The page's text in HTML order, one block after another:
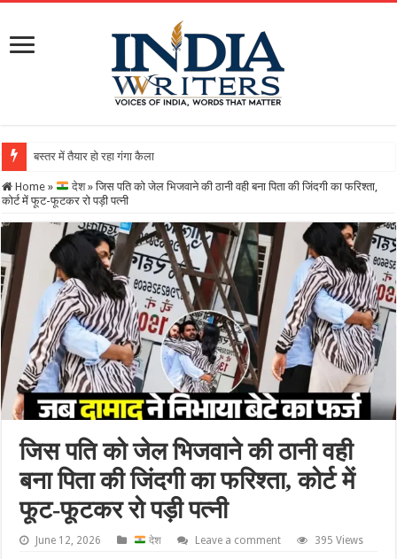
बस्तर में तैयार हो रहा गंगा कैलाशनाथ चतुर्मुख शिवालय : मह
Home » देश » जिस पति को जेल भिजवाने की ठानी वही बना पिता की जिंदगी का फरिश्ता,
कोर्ट में फूट-फूटकर रो पड़ी पत्नी
जिस पति को जेल भिजवाने की ठानी वही
बना पिता की जिंदगी का फरिश्ता, कोर्ट में
फूट-फूटकर रो पड़ी पत्नी
June 12, 2026 देश Leave a comment 395 Views